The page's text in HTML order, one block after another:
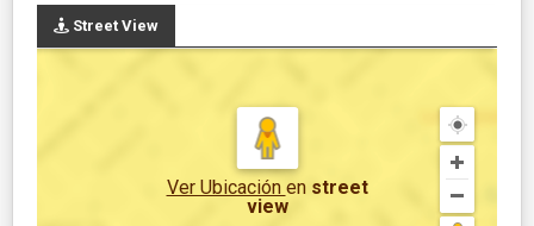
Street View
Ver Ubicación en street
view